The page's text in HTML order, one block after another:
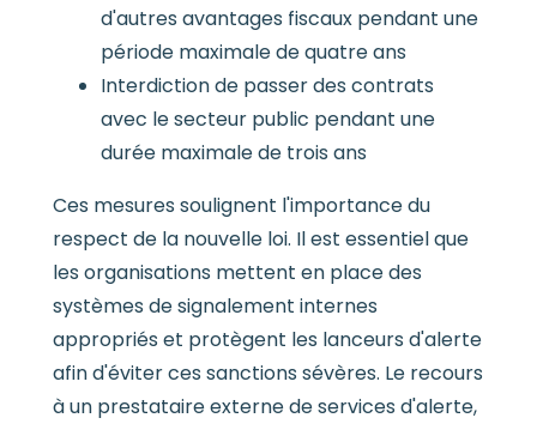
d'autres avantages fiscaux pendant une
période maximale de quatre ans
Interdiction de passer des contrats
avec le secteur public pendant une
durée maximale de trois ans
Ces mesures soulignent l'importance du
respect de la nouvelle loi. Il est essentiel que
les organisations mettent en place des
systèmes de signalement internes
appropriés et protègent les lanceurs d'alerte
afin d'éviter ces sanctions sévères. Le recours
à un prestataire externe de services d'alerte,